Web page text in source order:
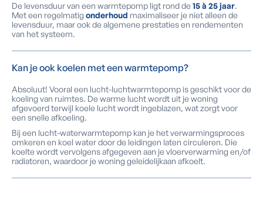
De levensduur van een warmtepomp ligt rond de 15 à 25 jaar.
Met een regelmatig onderhoud maximaliseer je niet alleen de
levensduur, maar ook de algemene prestaties en rendementen
van het systeem.
Kan je ook koelen met een warmtepomp?
Absoluut! Vooral een lucht-luchtwarmtepomp is geschikt voor de
koeling van ruimtes. De warme lucht wordt uit je woning
afgevoerd terwijl koele lucht wordt ingeblazen, wat zorgt voor
een snelle afkoeling.
Bij een lucht-waterwarmtepomp kan je het verwarmingsproces
omkeren en koel water door de leidingen laten circuleren. Die
koelte wordt vervolgens afgegeven aan je vloerverwarming en/of
radiatoren, waardoor je woning geleidelijkaan afkoelt.